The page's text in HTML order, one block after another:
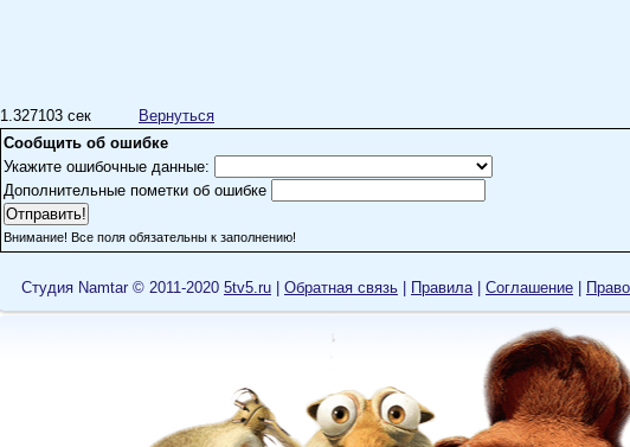
1.327103 сек
Вернуться
Сообщить об ошибке
Укажите ошибочные данные:
Дополнительные пометки об ошибке
Внимание! Все поля обязательны к заполнению!
Cтудия Namtar © 2011-2020 5tv5.ru Обратная связь Правила| Cоглашение